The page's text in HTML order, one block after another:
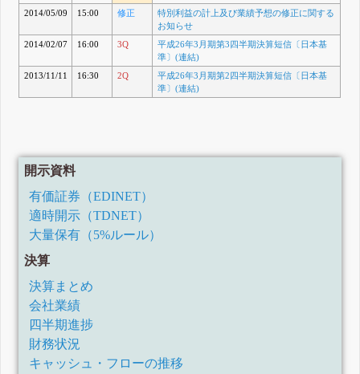
2014/05/09
15:00 修正
特別利益の計上及び業績予想の修正に関する
お知らせ
2014/02/07
16:00 3Q
平成26年3月期第3四半期決算短信〔日本基
準〕(連結)
2013/11/11
16:30 2Q
平成26年3月期第2四半期決算短信〔日本基
準〕(連結)
開示資料
有価証券（EDINET）
適時開示（TDNET）
大量保有（5%ルール）
決算
決算まとめ
会社業績
四半期進捗
財務状況
キャッシュ・フローの推移